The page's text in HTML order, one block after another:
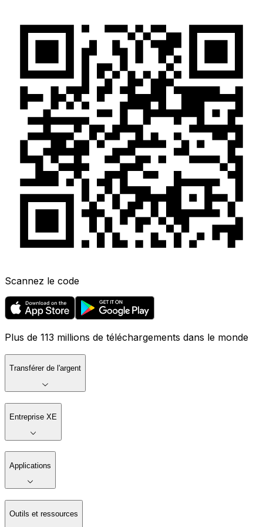
Scannez le code
Plus de 113 millions de téléchargements dans le monde
Transférer de l'argent
Entreprise XE
Applications
Outils et ressources